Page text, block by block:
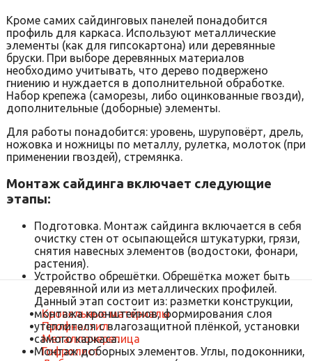
Кроме самих сайдинговых панелей понадобится
профиль для каркаса. Используют металлические
элементы (как для гипсокартона) или деревянные
бруски. При выборе деревянных материалов
необходимо учитывать, что дерево подвержено
гниению и нуждается в дополнительной обработке.
Набор крепежа (саморезы, либо оцинкованные гвозди),
дополнительные (доборные) элементы.
Для работы понадобится: уровень, шуруповёрт, дрель,
ножовка и ножницы по металлу, рулетка, молоток (при
применении гвоздей), стремянка.
Монтаж сайдинга включает следующие
этапы:
Подготовка. Монтаж сайдинга включается в себя
очистку стен от осыпающейся штукатурки, грязи,
снятия навесных элементов (водостоки, фонари,
растения).
Устройство обрешётки. Обрешётка может быть
деревянной или из металлических профилей.
Данный этап состоит из: разметки конструкции,
монтажа кронштейнов, формирования слоя
утеплителя с влагозащитной плёнкой, установки
самого каркаса.
Монтаж доборных элементов. Углы, подоконники,
Кровельные материалы
Профнастил
Металлочерепица
Гофролист